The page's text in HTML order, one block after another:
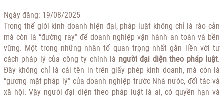
Ngày đăng: 19/08/2025
Trong thế giới kinh doanh hiện đại, pháp luật không chỉ là rào cản
mà còn là “đường ray” để doanh nghiệp vận hành an toàn và bền
vững. Một trong những nhân tố quan trọng nhất gắn liền với tư
cách pháp lý của công ty chính là người đại diện theo pháp luật.
Đây không chỉ là cái tên in trên giấy phép kinh doanh, mà còn là
“gương mặt pháp lý” của doanh nghiệp trước Nhà nước, đối tác và
xã hội. Vậy người đại diện theo pháp luật là ai, có quyền hạn và